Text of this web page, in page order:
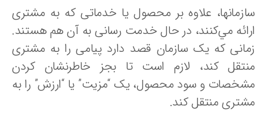
علاوه بر محصول یا خدماتی که به مشتری
مي‌كنند، در حال خدمت رسانی به آن هم هستند.
که یک سازمان قصد دارد پیامی را به مشتری
کند، لازم است تا بجز خاطرنشان کردن
و سود محصول، یک “مزیت” یا “ارزش” را به
منتقل کند.